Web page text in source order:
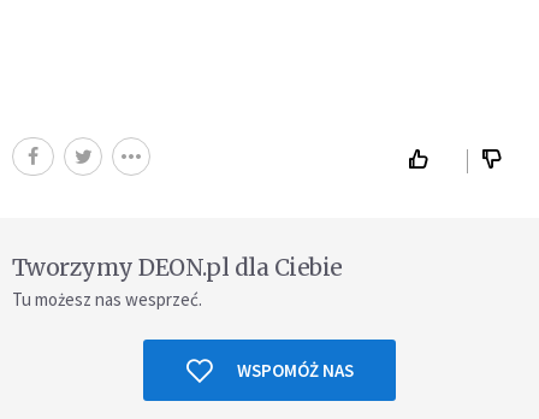
Tworzymy DEON.pl dla Ciebie
Tu możesz nas wesprzeć.
WSPOMÓŻ NAS